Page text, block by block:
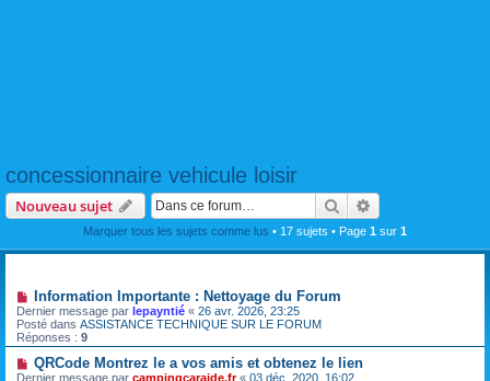
concessionnaire vehicule loisir
Nouveau sujet Rechercher
Marquer tous les sujets comme lus • 17 sujets • Page 1 sur 1
Information Importante : Nettoyage du Forum
Dernier message par lepayntié « 26 avr. 2026, 23:25
Posté dans ASSISTANCE TECHNIQUE SUR LE FORUM
Réponses : 9
QRCode Montrez le a vos amis et obtenez le lien
Dernier message par campingcaraide.fr« 03 déc. 2020, 16:02